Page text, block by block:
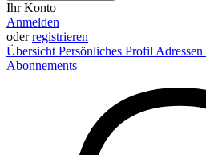
Ihr Konto
Anmelden
oderregistrieren
Übersicht Persönliches Profil Adressen
Abonnements